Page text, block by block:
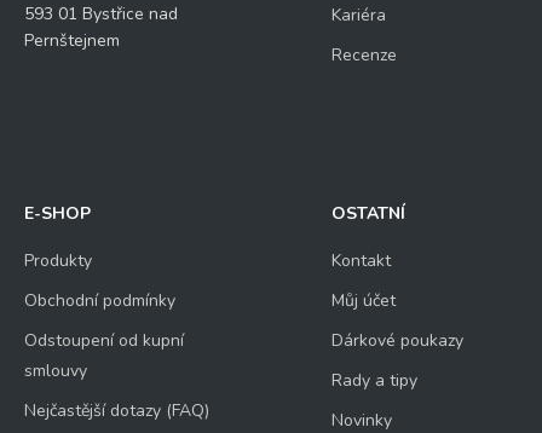
593 01 Bystřice nad
Pernštejnem
Kariéra
Recenze
E-SHOP
Produkty
Obchodní podmínky
Odstoupení od kupní
smlouvy
Nejčastější dotazy (FAQ)
OSTATNÍ
Kontakt
Můj účet
Dárkové poukazy
Rady a tipy
Novinky